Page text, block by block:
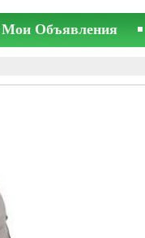
Мои Объявления